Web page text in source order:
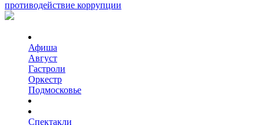
противодействие коррупции
Афиша
Август
Гастроли
Оркестр
Подмосковье
Спектакли